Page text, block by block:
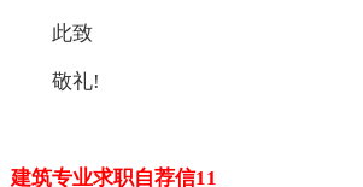
此致
敬礼!
建筑专业求职自荐信11